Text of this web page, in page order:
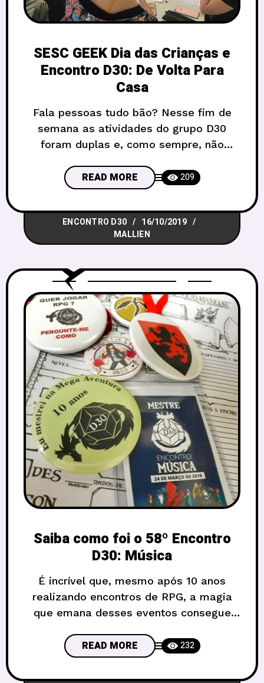
SESC GEEK Dia das Crianças e
Encontro D30: De Volta Para
Casa
Fala pessoas tudo bão? Nesse fim de
semana as atividades do grupo D30
foram duplas e, como sempre, não
Encontro D30: “De Volta para Casa”.
Foram 17 mesas oficiais, mais duas
montadas na hora! Tivemos D&D, 3:16,
Psi*Run, Numenéra, Mothership, além de
sistemas próprios. Foi bem legal ver
READ MORE 209
ENCONTRO D30
16/10/2019
MALLIEN
Saiba como foi o 58º Encontro
D30: Música
É incrível que, mesmo após 10 anos
realizando encontros de RPG, a magia
que emana desses eventos consegue
toda correria na organização, saber que
tudo deu muito certo e ouvir os ótimos
comentários da galera que apareceu,
READ MORE 232